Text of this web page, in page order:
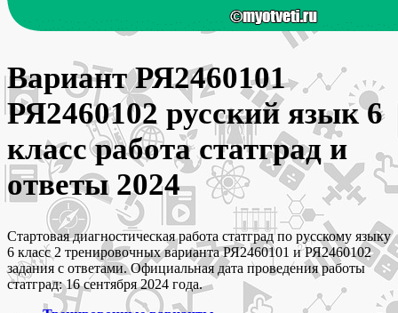
Вариант РЯ2460101
РЯ2460102 русский язык 6
класс работа статград и
ответы 2024
Стартовая диагностическая работа статград по русскому языку
6 класс 2 тренировочных варианта РЯ2460101 и РЯ2460102
задания с ответами. Официальная дата проведения работы
статград: 16 сентября 2024 года.